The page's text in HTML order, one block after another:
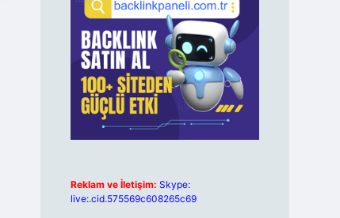
Reklam ve İletişim: Skype:
live:.cid.575569c608265c69